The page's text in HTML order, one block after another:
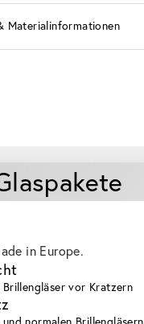
Materialinformationen
in Europe.
vor Kratzern